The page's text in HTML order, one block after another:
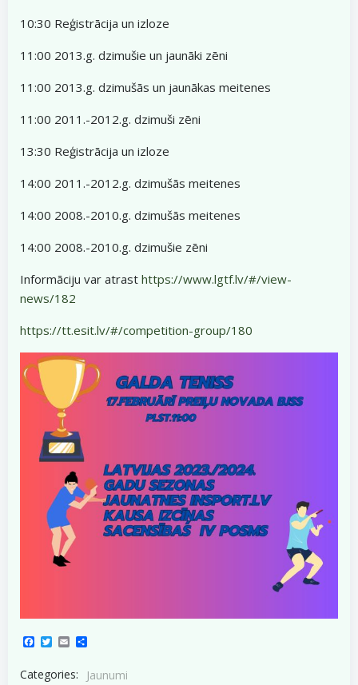
10:30 Reģistrācija un izloze
11:00 2013.g. dzimušie un jaunāki zēni
11:00 2013.g. dzimušās un jaunākas meitenes
11:00 2011.-2012.g. dzimuši zēni
13:30 Reģistrācija un izloze
14:00 2011.-2012.g. dzimušās meitenes
14:00 2008.-2010.g. dzimušās meitenes
14:00 2008.-2010.g. dzimušie zēni
Informāciju var atrast https://www.lgtf.lv/#/view-
news/182
https://tt.esit.lv/#/competition-group/180
Facebook
Twitter
Email
Categories:
Jaunumi